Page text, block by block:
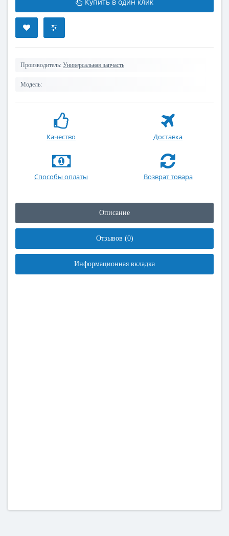
Производитель: Универсальная запчасть
Модель:
Качество Доставка
Способы оплаты Возврат товара
Описание
Отзывов (0)
Информационная вкладка